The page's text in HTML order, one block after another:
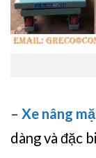
– Xe nâng
dàng và đặc